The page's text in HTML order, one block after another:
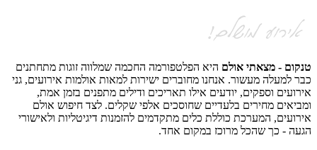
- מצאתי אולםהיא הפלטפורמה החכמה שמלווה זוגות מתחתנים
למעלה מעשור. אנחנו מחוברים ישירות למאות אולמות אירועים, גני
וספקים, יודעים אילו תאריכים ודילים מתפנים בזמן אמת,
מחירים בלעדיים שחוסכים אלפי שקלים. לצד חיפוש אולם
המערכת כוללת כלים מתקדמים להזמנות דיגיטליות ולאישורי
- כך שהכל מרוכז במקום אחד.